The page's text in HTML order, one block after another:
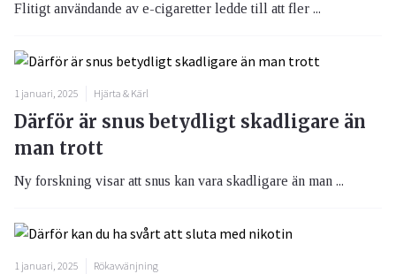
Flitigt användande av e-cigaretter ledde till att fler ...
1 januari, 2025 Hjärta & Kärl
Därför är snus betydligt skadligare än
man trott
Ny forskning visar att snus kan vara skadligare än man ...
1 januari, 2025 Rökavvänjning